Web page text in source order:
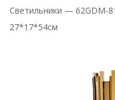
Светильники — 62GDM-
27*17*54см